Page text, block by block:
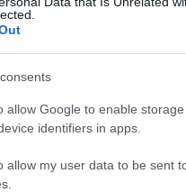
allow Google to enable
identifiers in apps.
allow my user data to be sent
και ο Έλληνας
στο Χ έγραψε: